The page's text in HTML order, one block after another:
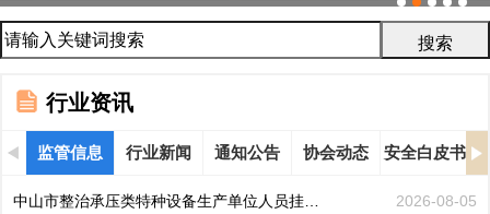
行业资讯
监管信息 行业新闻 通知公告 协会动态 安全白皮书
中山市整治承压类特种设备生产单位人员挂靠、临时凑岗、... 2026-08-05